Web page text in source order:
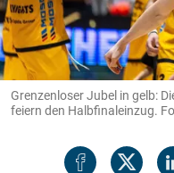
Grenzenloser Jubel in gelb:
feiern den Halbfinaleinzug.